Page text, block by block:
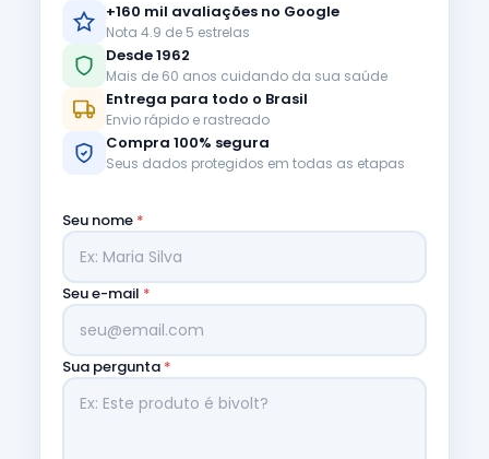
+160 mil avaliações no Google
Nota 4.9 de 5 estrelas
Desde 1962
Mais de 60 anos cuidando da sua saúde
Entrega para todo o Brasil
Envio rápido e rastreado
Compra 100% segura
Seus dados protegidos em todas as etapas
Seu nome *
Seu e-mail *
Sua pergunta *